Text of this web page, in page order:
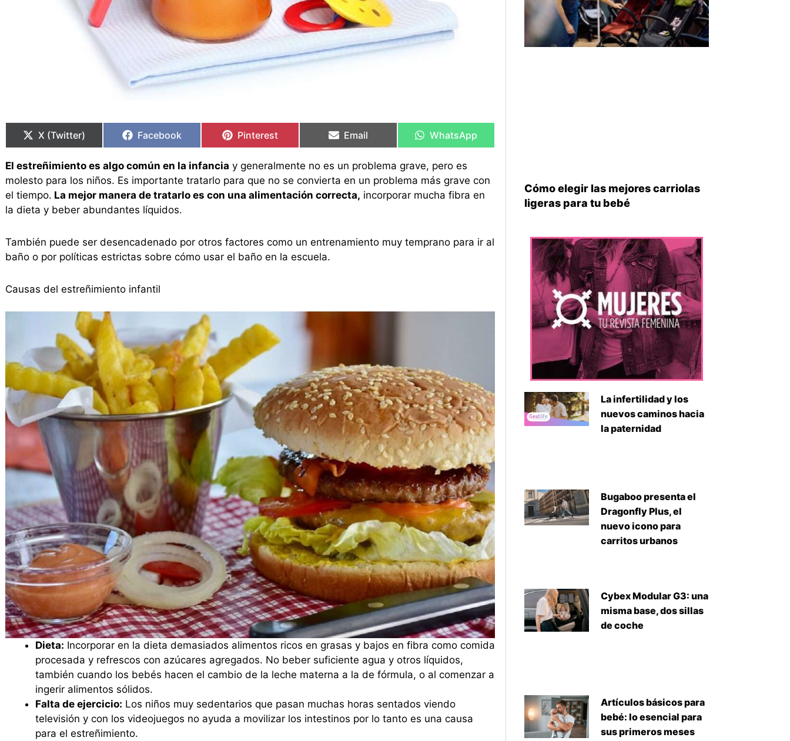
en
X (Twitter)
en
Facebook
en
Pinterest
en
Email
en
WhatsApp
El estreñimiento es algo común en la infancia y generalmente no es un problema grave, pero es
molesto para los niños. Es importante tratarlo para que no se convierta en un problema más grave con
el tiempo. La mejor manera de tratarlo es con una alimentación correcta, incorporar mucha fibra en
la dieta y beber abundantes líquidos.
También puede ser desencadenado por otros factores como un entrenamiento muy temprano para ir al
baño o por políticas estrictas sobre cómo usar el baño en la escuela.
Causas del estreñimiento infantil
Dieta: Incorporar en la dieta demasiados alimentos ricos en grasas y bajos en fibra como comida
procesada y refrescos con azúcares agregados. No beber suficiente agua y otros líquidos,
también cuando los bebés hacen el cambio de la leche materna a la de fórmula, o al comenzar a
ingerir alimentos sólidos.
Falta de ejercicio: Los niños muy sedentarios que pasan muchas horas sentados viendo
televisión y con los videojuegos no ayuda a movilizar los intestinos por lo tanto es una causa
para el estreñimiento.
en
en
en
en
en
Cómo elegir las mejores carriolas
ligeras para tu bebé
La infertilidad y los
nuevos caminos hacia
la paternidad
Bugaboo presenta el
Dragonfly Plus, el
nuevo icono para
carritos urbanos
Cybex Modular G3: una
misma base, dos sillas
de coche
Artículos básicos para
bebé: lo esencial para
sus primeros meses